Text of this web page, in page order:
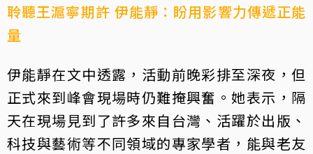
聆聽王滬寧期許 伊能靜：盼用影響力傳遞正能
量
伊能靜在文中透露，活動前晚彩排至深夜，但
正式來到峰會現場時仍難掩興奮。她表示，隔
天在現場見到了許多來自台灣、活躍於出版、
科技與藝術等不同領域的專家學者，能與老友